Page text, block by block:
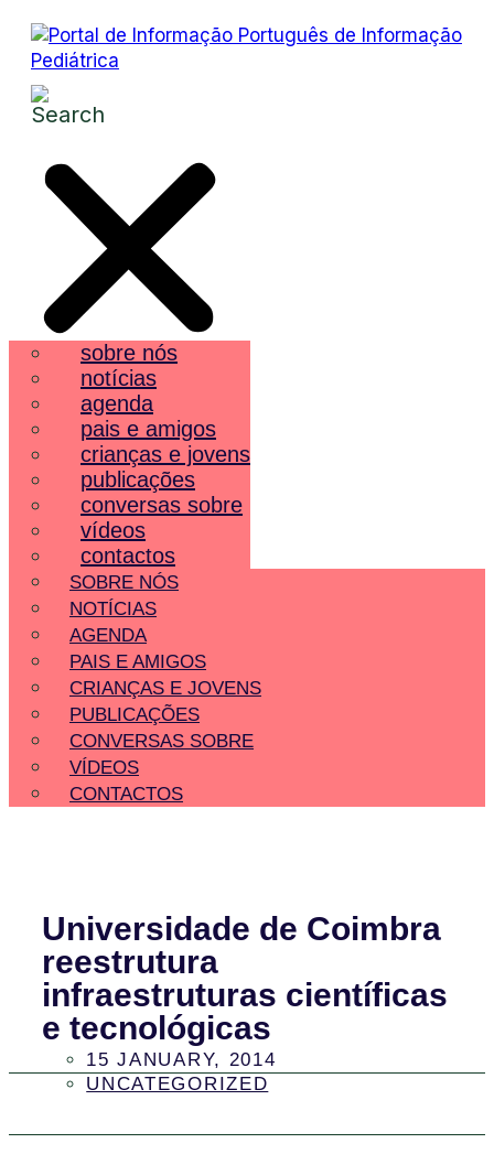
sobre nós
notícias
agenda
pais e amigos
crianças e jovens
publicações
conversas sobre
vídeos
contactos
SOBRE NÓS
NOTÍCIAS
AGENDA
PAIS E AMIGOS
CRIANÇAS E JOVENS
PUBLICAÇÕES
CONVERSAS SOBRE
VÍDEOS
CONTACTOS
Universidade de Coimbra
reestrutura
infraestruturas científicas
e tecnológicas
15 JANUARY, 2014
UNCATEGORIZED